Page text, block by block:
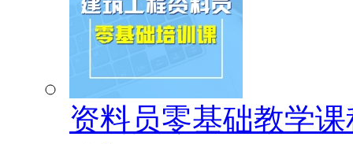
资料员零基础教学